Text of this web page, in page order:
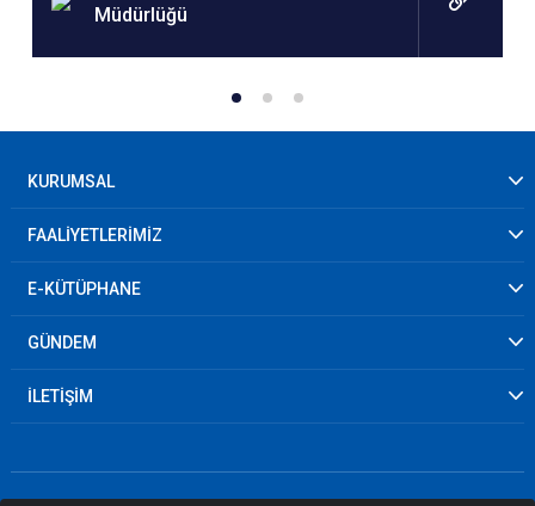
Müdürlüğü
KURUMSAL
FAALİYETLERİMİZ
E-KÜTÜPHANE
GÜNDEM
İLETİŞİM